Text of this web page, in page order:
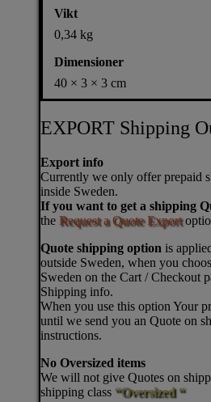
Vikt
0,34 kg
Dimensioner
40 × 3 × 3 cm
EXPORT Shipping
Export info
Currently we only offer prepaid
inside Sweden.
If you want to get a shipping
the Request a Quote Export
Quote shipping option is
outside Sweden, when you
Sweden on the Cart / Checkout
Shipping info.
When you use this option Your
until we send you an Quote on
instructions.
No Oversized items
We will not give Quotes on
shipping class “Oversized “